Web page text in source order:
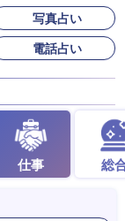
写真占い
電話占い
仕事 総